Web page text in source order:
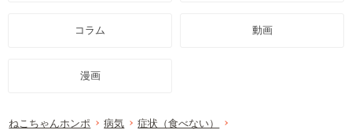
コラム 動画
漫画
ねこちゃんホンポ 病気
症状（食べない）